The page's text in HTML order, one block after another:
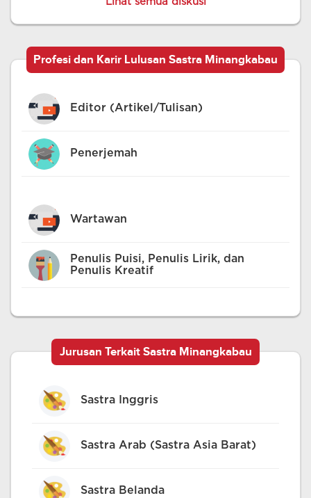
Profesi dan Karir Lulusan Sastra Minangkabau
Editor (Artikel/Tulisan)
Penerjemah
Wartawan
Penulis Puisi, Penulis Lirik, dan
Penulis Kreatif
Jurusan Terkait Sastra Minangkabau
Sastra Inggris
Sastra Arab (Sastra Asia Barat)
Sastra Belanda